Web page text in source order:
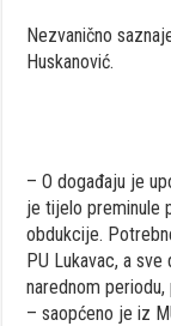
Nezvanično
Huskanović.
– O događaju je
je tijelo preminule
obdukcije.
PU Lukavac, a
narednom
– saopćeno je iz